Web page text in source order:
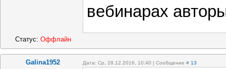
вебинарах
Статус: Оффлайн
Galina1952 Дата: Ср, 28.12.2016, 10:40 | Сообщение # 13